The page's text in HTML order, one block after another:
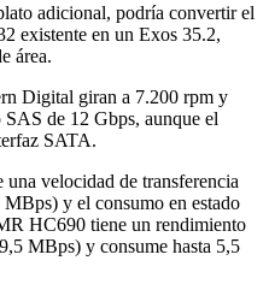
adicional, podría convertir el
existente en un Exos 35.2,
área.
Digital giran a 7.200 rpm y
de 12 Gbps, aunque el
SATA.
velocidad de transferencia
y el consumo en estado
HC690 tiene un rendimiento
MBps) y consume hasta 5,5